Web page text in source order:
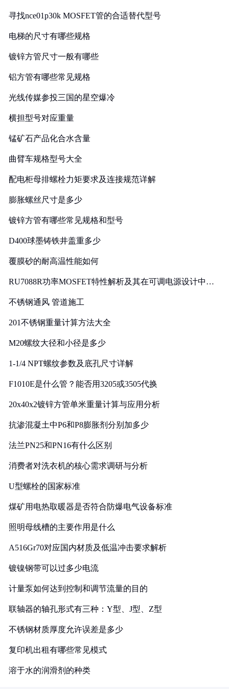
寻找nce01p30k MOSFET管的合适替代型号
电梯的尺寸有哪些规格
镀锌方管尺寸一般有哪些
铝方管有哪些常见规格
光线传媒参投三国的星空爆冷
横担型号对应重量
锰矿石产品化合水含量
曲臂车规格型号大全
配电柜母排螺栓力矩要求及连接规范详解
膨胀螺丝尺寸是多少
镀锌方管有哪些常见规格和型号
D400球墨铸铁井盖重多少
覆膜砂的耐高温性能如何
RU7088R功率MOSFET特性解析及其在可调电源设计中的
不锈钢通风 管道施工
201不锈钢重量计算方法大全
M20螺纹大径和小径是多少
1-1/4 NPT螺纹参数及底孔尺寸详解
F1010E是什么管？能否用3205或3505代换
20x40x2镀锌方管单米重量计算与应用分析
抗渗混凝土中P6和P8膨胀剂分别加多少
法兰PN25和PN16有什么区别
消费者对洗衣机的核心需求调研与分析
U型螺栓的国家标准
煤矿用电热取暖器是否符合防爆电气设备标准
照明母线槽的主要作用是什么
A516Gr70对应国内材质及低温冲击要求解析
镀镍钢带可以过多少电流
计量泵如何达到控制和调节流量的目的
联轴器的轴孔形式有三种：Y型、J型、Z型
不锈钢材质厚度允许误差是多少
复印机出租有哪些常见模式
溶于水的润滑剂的种类